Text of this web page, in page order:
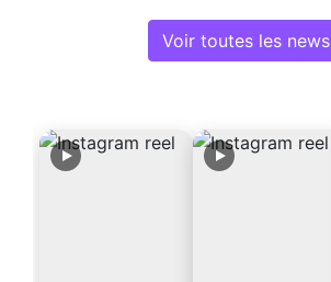
Voir toutes les news